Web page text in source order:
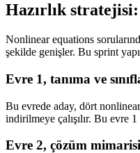
Hazırlık
Nonlinear equations
şekilde genişler. Bu sprint
Evre 1, tanıma ve
Bu evrede aday, dört
indirilmeye çalışılır. Bu evre
Evre 2, çözüm